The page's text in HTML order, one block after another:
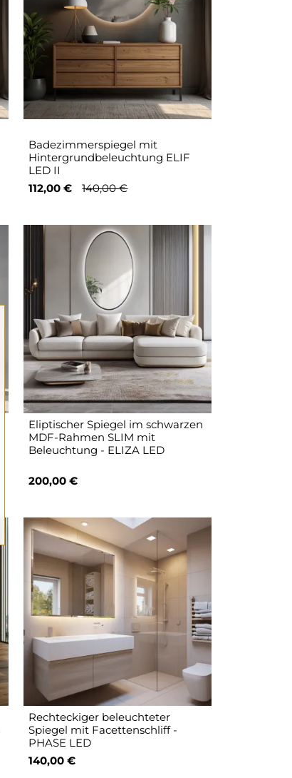
Badezimmerspiegel mit
Hintergrundbeleuchtung ELIF
LED II
112,00 €
140,00 €
Eliptischer Spiegel im schwarzen
MDF-Rahmen SLIM mit
Beleuchtung - ELIZA LED
200,00 €
Rechteckiger beleuchteter
Spiegel mit Facettenschliff -
PHASE LED
140,00 €